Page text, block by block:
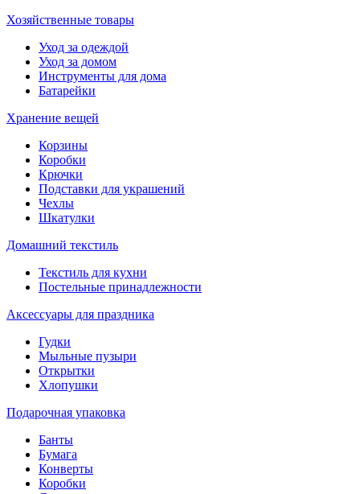
Хозяйственные товары
Уход за одеждой
Уход за домом
Инструменты для дома
Батарейки
Хранение вещей
Корзины
Коробки
Крючки
Подставки для украшений
Чехлы
Шкатулки
Домашний текстиль
Текстиль для кухни
Постельные принадлежности
Аксессуары для праздника
Гудки
Мыльные пузыри
Открытки
Хлопушки
Подарочная упаковка
Банты
Бумага
Конверты
Коробки